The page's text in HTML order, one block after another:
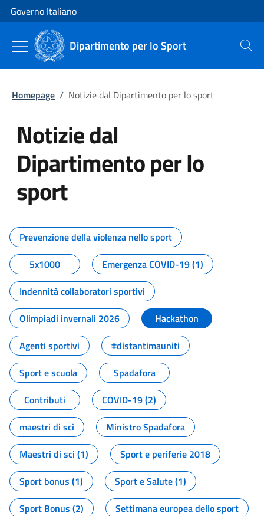
Vai al contenuto
Vai alla navigazione del sito
Governo Italiano
Dipartimento per lo Sport Cerca
Homepage / Notizie dal Dipartimento per lo sport
Notizie dal
Dipartimento per lo
sport
Tutti i contenuti della pagina
Prevenzione della violenza nello sport
5x1000
Emergenza COVID-19 (1)
Indennità collaboratori sportivi
Olimpiadi invernali 2026
Hackathon
Agenti sportivi
#distantimauniti
Sport e scuola
Spadafora
Contributi
COVID-19 (2)
maestri di sci
Ministro Spadafora
Maestri di sci (1)
Sport e periferie 2018
Sport bonus (1)
Sport e Salute (1)
Sport Bonus (2)
Settimana europea dello sport